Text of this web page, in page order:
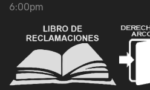
6:00pm